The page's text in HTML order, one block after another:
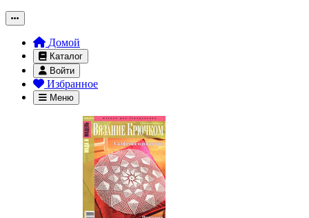
Домой
Каталог
Войти
Избранное
Меню